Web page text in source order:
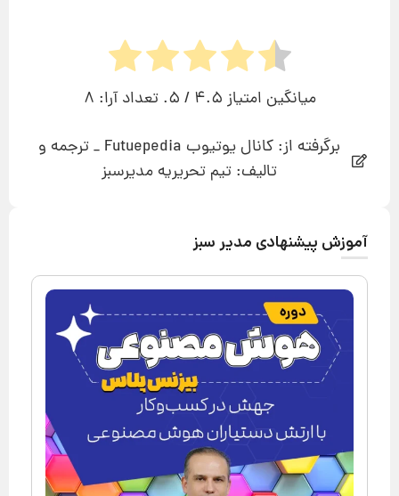
میانگین امتیاز 4.5 / 5. تعداد آرا:
8
برگرفته از: کانال یوتیوب Futuepedia _ ترجمه و
تالیف: تیم تحریریه مدیرسبز
آموزش پیشنهادی مدیر سبز